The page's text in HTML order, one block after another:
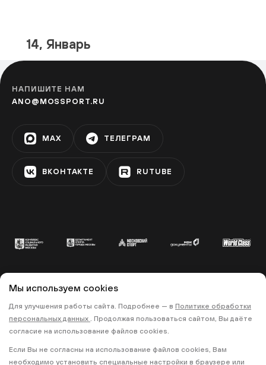
14, Январь
НАПИШИТЕ НАМ
ANO@MOSSPORT.RU
MAX ТЕЛЕГРАМ
ВКОНТАКТЕ RUTUBE
© 2022 «МОСКОВСКИЙ СПОРТ»
• ПОЛИТИКА КОНФИДЕНЦИАЛЬНОСТИ •
ПРАВИЛА ЗАПИСИ НА ТРЕНИРОВКИ
Мы используем cookies
Для улучшения работы сайта. Подробнее — в Политике обработки
персональных данных . Продолжая пользоваться сайтом, Вы даёте
согласие на использование файлов cookies.
Если Вы не согласны на использование файлов cookies, Вам
необходимо установить специальные настройки в браузере или